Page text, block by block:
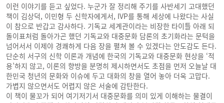
이런 이야기를 듣고 싶었다. 누군가 잘 정리해 주기를 사반세기 고대했던
책이 김상덕, 이민형 두 신학자에게서, IVP를 통해 세상에 나왔다는 사실
이 참으로 반갑고 감사하다. 기독교 세계관이라는 비장한 타이틀 아래 되
돌이표처럼 돌아가곤 했던 기독교와 대중문화 담론의 초기화라는 문턱을
넘어서서 이제야 경쾌하게 다음 장을 펼쳐 볼 수 있겠다는 안도감도 든다.
단순히 서구의 신학 이론과 개념에 한국의 기독교와 대중문화 현상을 ‘적
용’하지 않고, 이론의 향방을 분명히 제시하면서도 초점을 먼저 오늘날 대
한민국 청년의 문화와 이슈에 두고 대화의 창을 열어 놓아 더욱 고맙다.
가볍지 않으면서도 어렵지 않은 서술에 감탄한다.
이 책이 물꼬가 되어 여기저기서 대중문화를 의미 있게 이해하는 물결이